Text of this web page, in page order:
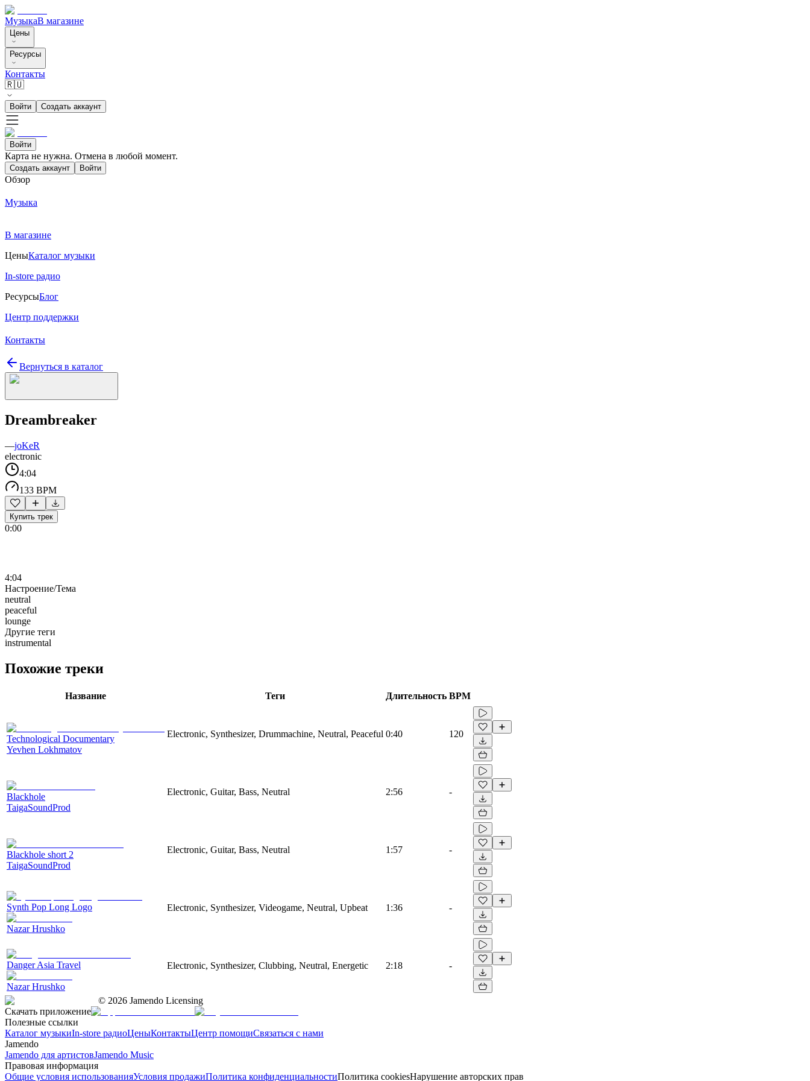
МузыкаВ магазине
Цены
Ресурсы
Контакты
🇷🇺
Войти Создать аккаунт
Войти
Карта не нужна. Отмена в любой момент.
Создать аккаунт Войти
Обзор
Музыка
В магазине
ЦеныКаталог музыки
In-store радио
РесурсыБлог
Центр поддержки
Контакты
Вернуться в каталог
Dreambreaker
—joKeR
electronic
4:04
133 BPM
Купить трек
0:00
4:04
Настроение/Тема
neutral
peaceful
lounge
Другие теги
instrumental
Похожие треки
Название Теги Длительность BPM
Technological Documentary
Yevhen Lokhmatov
Electronic, Synthesizer, Drummachine, Neutral, Peaceful 0:40 120
Blackhole
TaigaSoundProd
Electronic, Guitar, Bass, Neutral 2:56 -
Blackhole short 2
TaigaSoundProd
Electronic, Guitar, Bass, Neutral 1:57 -
Synth Pop Long Logo
Nazar Hrushko
Electronic, Synthesizer, Videogame, Neutral, Upbeat 1:36 -
Danger Asia Travel
Nazar Hrushko
Electronic, Synthesizer, Clubbing, Neutral, Energetic 2:18 -
© 2026 Jamendo Licensing
Скачать приложение
Полезные ссылки
Каталог музыкиIn-store радиоЦеныКонтактыЦентр помощиСвязаться с нами
Jamendo
Jamendo для артистовJamendo Music
Правовая информация
Общие условия использованияУсловия продажиПолитика конфиденциальностиПолитика cookiesНарушение авторских прав